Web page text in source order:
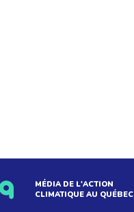
MÉDIA DE L'ACTION
CLIMATIQUE AU QUÉBEC